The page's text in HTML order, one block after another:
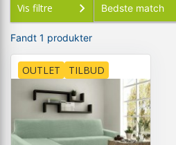
Vis filtre
Fandt 1 produkter
OUTLET TILBUD